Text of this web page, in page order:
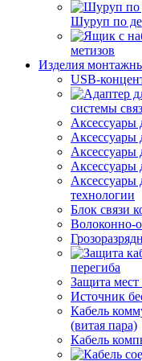
Шуруп по
метизов
Изделия
USB-
системы
Аксессуары
Аксессуары
Аксессуары
Аксессуары
технологии
Блок связи
Волоконно-
перегиба
Защита
Источник
Кабель
(витая пара)
Кабель